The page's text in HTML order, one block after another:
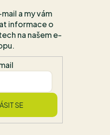
a my vám
informace o
na našem e-
SE